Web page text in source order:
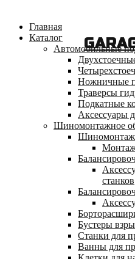
Главная
Каталог
Автомобильные
Ножничные
Траверсы
Подкатные
Аксессуары
Шиномонтажное
станков
Бустеры
Станки для
Ванны для